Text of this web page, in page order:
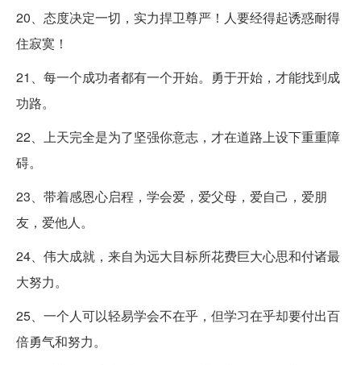
20、态度决定一切，实力捍卫尊严！人要经得起诱惑耐得
住寂寞！
21、每一个成功者都有一个开始。勇于开始，才能找到成
功路。
22、上天完全是为了坚强你意志，才在道路上设下重重障
碍。
23、带着感恩心启程，学会爱，爱父母，爱自己，爱朋
友，爱他人。
24、伟大成就，来自为远大目标所花费巨大心思和付诸最
大努力。
25、一个人可以轻易学会不在乎，但学习在乎却要付出百
倍勇气和努力。